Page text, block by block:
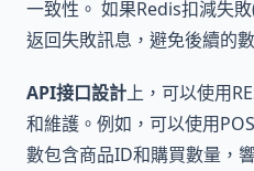
一致性。 如果Redis扣減失
返回失敗訊息，避免後續的
API接口設計上，可以使用
和維護。例如，可以使用
數包含商品ID和購買數量，